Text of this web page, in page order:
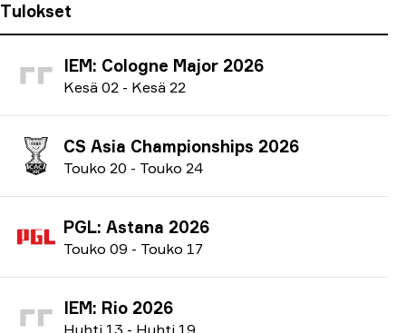
Tulokset
IEM: Cologne Major 2026
Kesä 02 - Kesä 22
CS Asia Championships 2026
Touko 20 - Touko 24
PGL: Astana 2026
Touko 09 - Touko 17
IEM: Rio 2026
Huhti 13 - Huhti 19